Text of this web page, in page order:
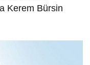
Kerem Bürsin